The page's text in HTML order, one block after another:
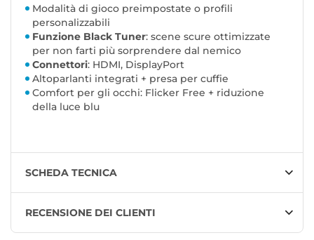
Modalità di gioco preimpostate o profili
personalizzabili
Funzione Black Tuner: scene scure ottimizzate
per non farti più sorprendere dal nemico
Connettori: HDMI, DisplayPort
Altoparlanti integrati + presa per cuffie
Comfort per gli occhi: Flicker Free + riduzione
della luce blu
SCHEDA TECNICA
RECENSIONE DEI CLIENTI